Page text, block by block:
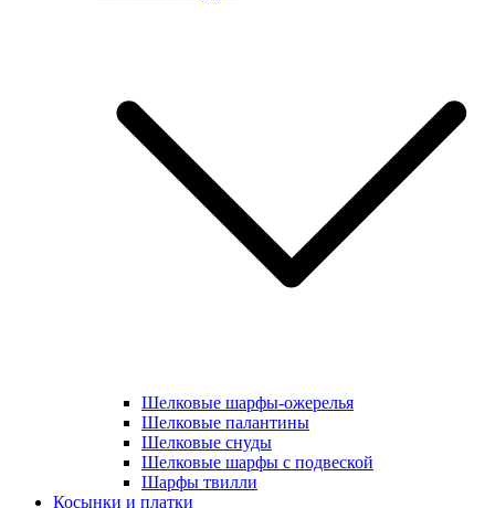
Шелковые шарфы-ожерелья
Шелковые палантины
Шелковые снуды
Шелковые шарфы с подвеской
Шарфы твилли
Косынки и платки